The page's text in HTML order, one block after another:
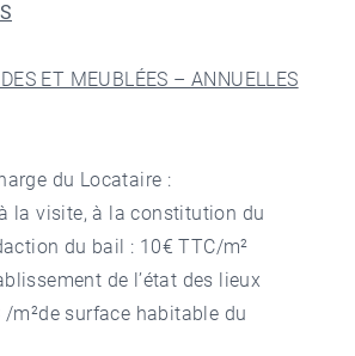
ET MEUBLÉES – ANNUELLES
du Locataire :
la visite, à la constitution du
du bail : 10€ TTC/m²
de l’état des lieux
/m²de surface habitable du